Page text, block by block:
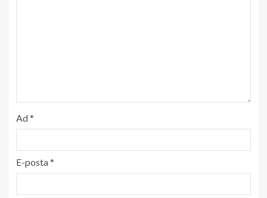
Ad*
E-posta*